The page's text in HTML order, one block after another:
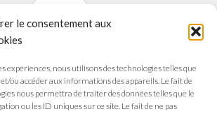
le consentement aux
expériences, nous utilisons des technologies telles que
ou accéder aux informations des appareils. Le fait de
nous permettra de traiter des données telles que le
ou les ID uniques sur ce site. Le fait de ne pas
SYNAVI
National des Arts Vivants
avenue du Maréchal de Saxe